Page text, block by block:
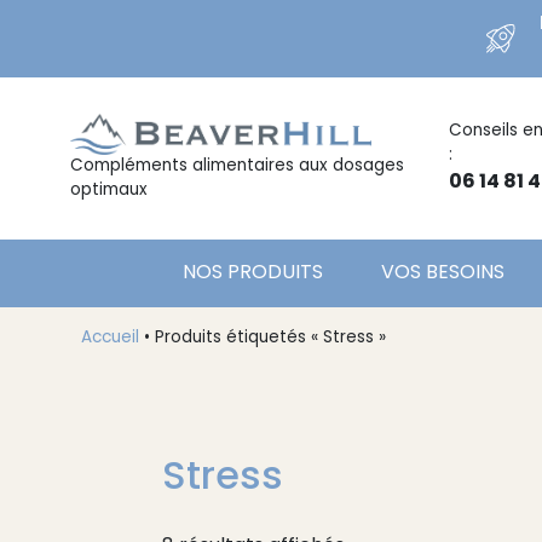
Compléments alimentaires aux dosages
optimaux
Conseils
:
06 14 81
NOS PRODUITS VOS BESOINS
Accueil •Produits étiquetés « Stress »
Stress